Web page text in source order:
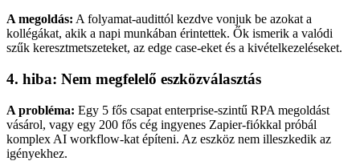
A megoldás: A folyamat-audittól kezdve vonjuk be azokat a
kollégákat, akik a napi munkában érintettek. Ők ismerik a valódi
szűk keresztmetszeteket, az edge case-eket és a kivételkezeléseket.
4. hiba: Nem megfelelő eszközválasztás
A probléma: Egy 5 fős csapat enterprise-szintű RPA megoldást
vásárol, vagy egy 200 fős cég ingyenes Zapier-fiókkal próbál
komplex AI workflow-kat építeni. Az eszköz nem illeszkedik az
igényekhez.